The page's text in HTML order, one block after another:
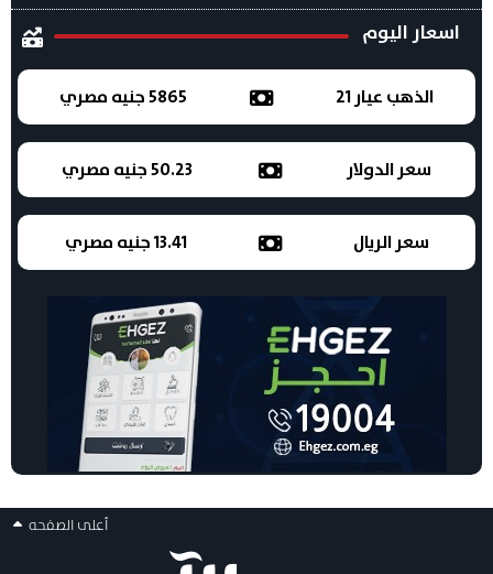
اسعار اليوم
الذهب عيار 21 5865 جنيه مصري
سعر الدولار 50.23 جنيه مصري
سعر الريال 13.41 جنيه مصري
أعلى الصفحه